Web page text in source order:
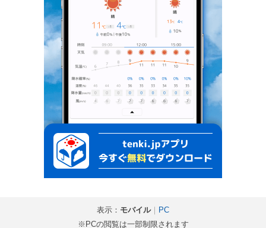
表示： モバイル｜
PC
※PCの閲覧は一部制限されます